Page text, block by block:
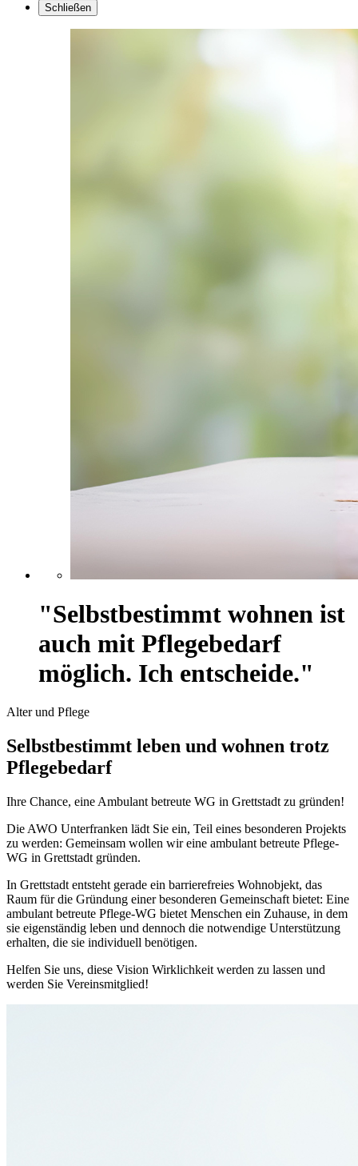
Schließen
"Selbstbestimmt wohnen ist
auch mit Pflegebedarf
möglich. Ich entscheide."
Alter und Pflege
Selbstbestimmt leben und wohnen trotz
Pflegebedarf
Ihre Chance, eine Ambulant betreute WG in Grettstadt zu gründen!
Die AWO Unterfranken lädt Sie ein, Teil eines besonderen Projekts
zu werden: Gemeinsam wollen wir eine ambulant betreute Pflege-
WG in Grettstadt gründen.
In Grettstadt entsteht gerade ein barrierefreies Wohnobjekt, das
Raum für die Gründung einer besonderen Gemeinschaft bietet: Eine
ambulant betreute Pflege-WG bietet Menschen ein Zuhause, in dem
sie eigenständig leben und dennoch die notwendige Unterstützung
erhalten, die sie individuell benötigen.
Helfen Sie uns, diese Vision Wirklichkeit werden zu lassen und
werden Sie Vereinsmitglied!